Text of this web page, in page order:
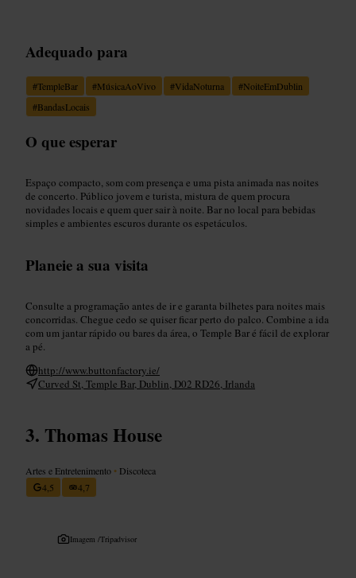
Adequado para
#TempleBar #MúsicaAoVivo #VidaNoturna #NoiteEmDublin
#BandasLocais
O que esperar
Espaço compacto, som com presença e uma pista animada nas noites
de concerto. Público jovem e turista, mistura de quem procura
novidades locais e quem quer sair à noite. Bar no local para bebidas
simples e ambientes escuros durante os espetáculos.
Planeie a sua visita
Consulte a programação antes de ir e garanta bilhetes para noites mais
concorridas. Chegue cedo se quiser ficar perto do palco. Combine a ida
com um jantar rápido ou bares da área, o Temple Bar é fácil de explorar
a pé.
http://www.buttonfactory.ie/
Curved St, Temple Bar, Dublin, D02 RD26, Irlanda
Thomas House
Artes e Entretenimento • Discoteca
4,5
4,7
Imagem /Tripadvisor